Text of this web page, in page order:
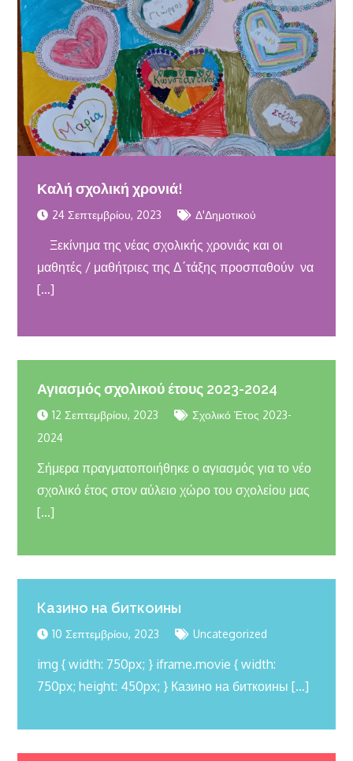
Καλή σχολική χρονιά!
24 Σεπτεμβρίου, 2023 Δ'Δημοτικού
Ξεκίνημα της νέας σχολικής χρονιάς και οι
μαθητές / μαθήτριες της Δ΄τάξης προσπαθούν να
[…]
Αγιασμός σχολικού έτους 2023-2024
12 Σεπτεμβρίου, 2023
Σχολικό Έτος 2023-
2024
Σήμερα πραγματοποιήθηκε ο αγιασμός για το νέο
σχολικό έτος στον αύλειο χώρο του σχολείου μας
[…]
Казино на биткоины
10 Σεπτεμβρίου, 2023 Uncategorized
img { width: 750px; } iframe.movie { width:
750px; height: 450px; } Казино на биткоины […]